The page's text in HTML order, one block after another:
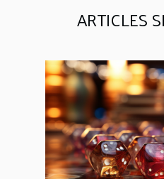
ARTICLES